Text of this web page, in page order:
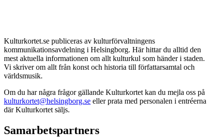
Kulturkortet.se publiceras av kulturförvaltningens
kommunikationsavdelning i Helsingborg. Här hittar du alltid den
mest aktuella informationen om allt kulturkul som händer i staden.
Vi skriver om allt från konst och historia till författarsamtal och
världsmusik.
Om du har några frågor gällande Kulturkortet kan du mejla oss på
kulturkortet@helsingborg.se eller prata med personalen i entréerna
där Kulturkortet säljs.
Samarbetspartners